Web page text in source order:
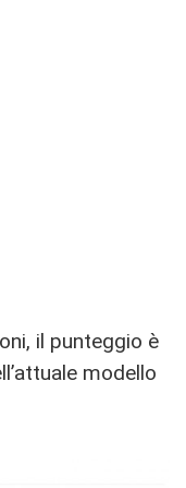
il punteggio è
modello